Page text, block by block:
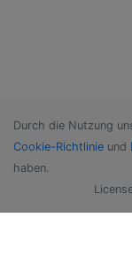
Durch die Nutzung
Cookie-Richtlinie und
haben.